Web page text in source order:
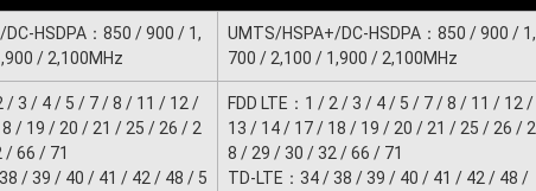
HSDPA：850 / 900 / 1,
/ 2,100MHz
UMTS/HSPA+/DC-HSDPA：850 / 900 / 1,
700 / 2,100 / 1,900 / 2,100MHz
/ 3 / 4 / 5 / 7 / 8 / 11 / 12 /
/ 19 / 20 / 21 / 25 / 26 / 2
/ 66 / 71
/ 39 / 40 / 41 / 42 / 48 / 5
FDD LTE：1 / 2 / 3 / 4 / 5 / 7 / 8 / 11 / 12 /
13 / 14 / 17 / 18 / 19 / 20 / 21 / 25 / 26 / 2
8 / 29 / 30 / 32 / 66 / 71
TD-LTE：34 / 38 / 39 / 40 / 41 / 42 / 48 /